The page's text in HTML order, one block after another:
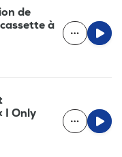
de
à
I Only